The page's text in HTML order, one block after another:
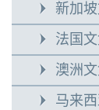
新加
法国
澳洲
马来